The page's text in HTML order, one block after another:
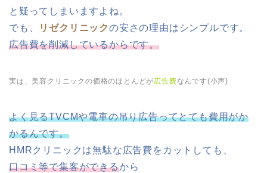
と疑ってしまいますよね。
でも、
リゼクリニックの安さの理由はシンプルです。
広告費を削減しているからです。
実は、美容クリニックの価格のほとんどが広告費なんです(小声)
よく見るTVCMや電車の吊り広告ってとても費用がか
かるんです。
HMRクリニックは無駄な広告費をカットしても、
口コミ等で集客ができるから